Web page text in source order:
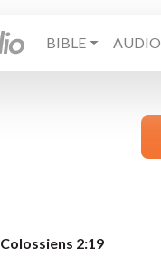
BIBLE AUDIO
Colossiens 2:19